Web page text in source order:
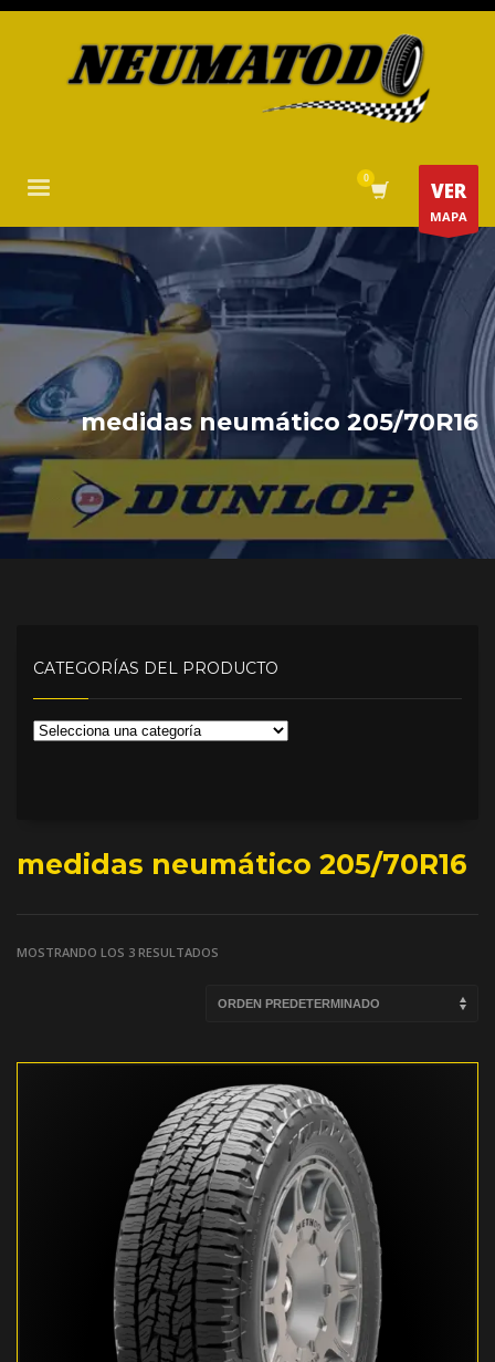
VER
MAPA
medidas neumático 205/70R16
medidas neumático 205/70R16
MOSTRANDO LOS 3 RESULTADOS
CATEGORÍAS DEL PRODUCTO